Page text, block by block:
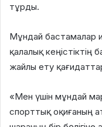
тұрды.
Мұндай бастамалар
қалалық кеңістіктің
жайлы ету
«Мен үшін мұндай
спорттық оқиғаның